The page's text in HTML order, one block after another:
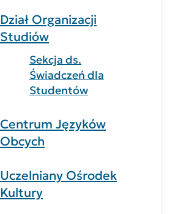
Dział Organizacji
Studiów
Sekcja ds.
Świadczeń dla
Studentów
Centrum Języków
Obcych
Uczelniany Ośrodek
Kultury